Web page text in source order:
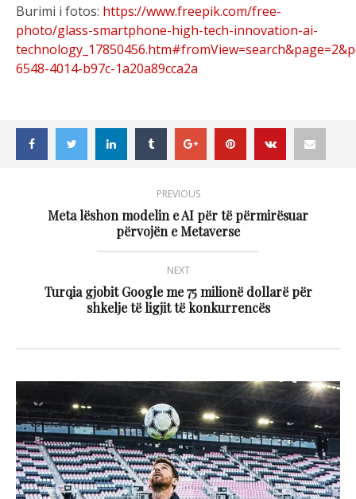
Burimi i fotos: https://www.freepik.com/free-
photo/glass-smartphone-high-tech-innovation-ai-
6548-4014-b97c-1a20a89cca2a
PREVIOUS
Meta lëshon modelin e AI për të përmirësuar
përvojën e Metaverse
NEXT
Turqia gjobit Google me 75 milionë dollarë për
shkelje të ligjit të konkurrencës